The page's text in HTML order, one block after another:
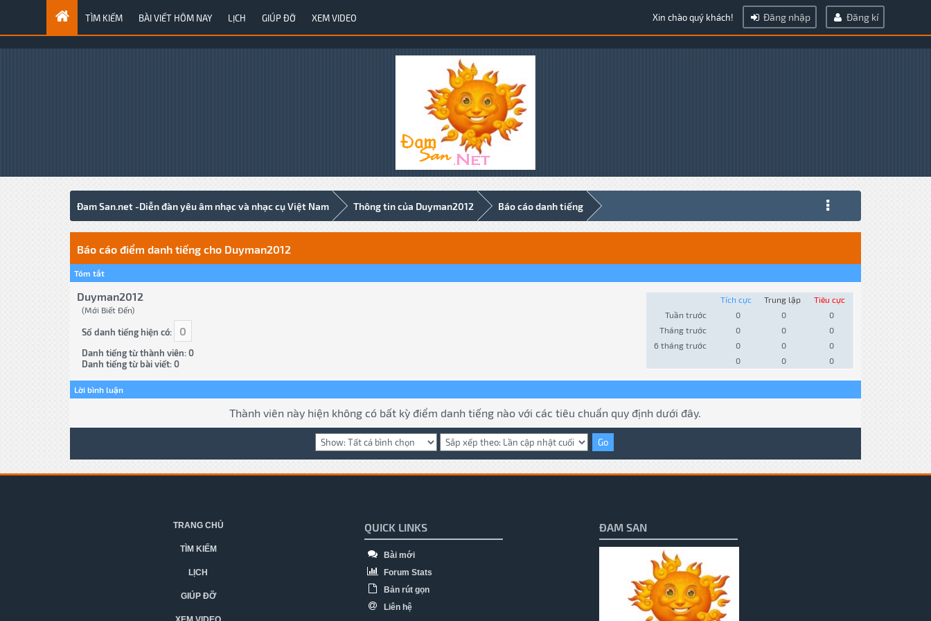
TÌM KIẾM BÀI VIẾT HÔM NAY LỊCH GIÚP ĐỠ XEM VIDEO Xin chào quý khách! Đăng nhập Đăng kí
Đam San.net -Diễn đàn yêu âm nhạc và nhạc cụ Việt Nam Thông tin của Duyman2012 Báo cáo danh tiếng
Báo cáo điểm danh tiếng cho Duyman2012
Tóm tắt
Duyman2012
(Mới Biết Đến)
Số danh tiếng hiện có: 0
Danh tiếng từ thành viên: 0
Danh tiếng từ bài viết: 0
Tích cực Trung lập
Tiêu cực
Tuần trước
0 0
0
Tháng trước
0 0
0
6 tháng trước
0 0
0
0
0 0
Lời bình luận
Thành viên này hiện không có bất kỳ điểm danh tiếng nào với các tiêu chuẩn quy định dưới đây.
TRANG CHỦ
TÌM KIẾM
LỊCH
GIÚP ĐỠ
QUICK LINKS
Bài mới
Forum Stats
Bản rút gọn
Liên hệ
ĐAM SAN